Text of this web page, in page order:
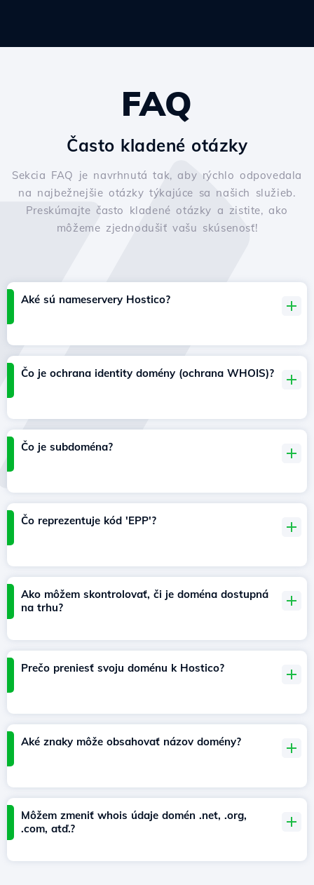
FAQ
Často kladené otázky
Sekcia FAQ je navrhnutá tak, aby rýchlo odpovedala
na najbežnejšie otázky týkajúce sa našich služieb.
Preskúmajte často kladené otázky a zistite, ako
môžeme zjednodušiť vašu skúsenosť!
Aké sú nameservery Hostico?
Čo je ochrana identity domény (ochrana WHOIS)?
Čo je subdoména?
Čo reprezentuje kód 'EPP'?
Ako môžem skontrolovať, či je doména dostupná
na trhu?
Prečo preniesť svoju doménu k Hostico?
Aké znaky môže obsahovať názov domény?
Môžem zmeniť whois údaje domén .net, .org,
.com, atď.?